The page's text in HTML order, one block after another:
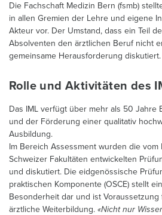
Die Fachschaft Medizin Bern (fsmb)
in allen Gremien der Lehre und eigene
Akteur vor. Der Umstand, dass ein Teil
Absolventen den ärztlichen Beruf nicht
gemeinsame Herausforderung diskutiert.
Rolle und Aktivitäten des
Das IML verfügt über mehr als 50 Jahre
und der Förderung einer qualitativ
Ausbildung.
Im Bereich Assessment wurden die vom
Schweizer Fakultäten entwickelten
und diskutiert. Die eidgenössische
praktischen Komponente (OSCE) stellt
Besonderheit dar und ist
ärztliche Weiterbildung. «Nicht nur